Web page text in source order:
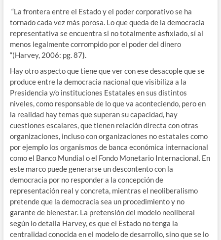
“La frontera entre el Estado y el poder corporativo se ha
tornado cada vez más porosa. Lo que queda de la democracia
representativa se encuentra si no totalmente asfixiado, sí al
menos legalmente corrompido por el poder del dinero
“(Harvey, 2006: pg. 87).
Hay otro aspecto que tiene que ver con ese desacople que se
produce entre la democracia nacional que visibiliza a la
Presidencia y/o instituciones Estatales en sus distintos
niveles, como responsable de lo que va aconteciendo, pero en
la realidad hay temas que superan su capacidad, hay
cuestiones escalares, que tienen relación directa con otras
organizaciones, incluso con organizaciones no estatales como
por ejemplo los organismos de banca económica internacional
como el Banco Mundial o el Fondo Monetario Internacional. En
este marco puede generarse un descontento con la
democracia por no responder a la concepción de
representación real y concreta, mientras el neoliberalismo
pretende que la democracia sea un procedimiento y no
garante de bienestar. La pretensión del modelo neoliberal
según lo detalla Harvey, es que el Estado no tenga la
centralidad conocida en el modelo de desarrollo, sino que se lo